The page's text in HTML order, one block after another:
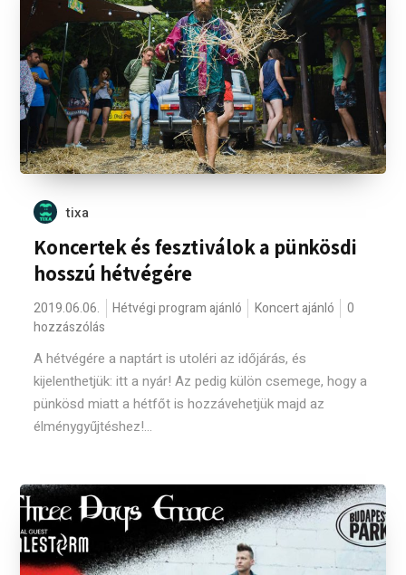
tixa
Koncertek és fesztiválok a pünkösdi
hosszú hétvégére
2019.06.06. Hétvégi program ajánló Koncert ajánló
0
hozzászólás
A hétvégére a naptárt is utoléri az időjárás, és
kijelenthetjük: itt a nyár! Az pedig külön csemege, hogy a
pünkösd miatt a hétfőt is hozzávehetjük majd az
élménygyűjtéshez!...